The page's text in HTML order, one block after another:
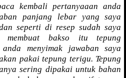
kembali pertanyaaan anda
panjang lebar yang saya
seperti di resep sudah saya
bakso itu tepung
menyimak jawaban saya
pakai tepung terigu. Tepung
sering dipakai untuk bahan